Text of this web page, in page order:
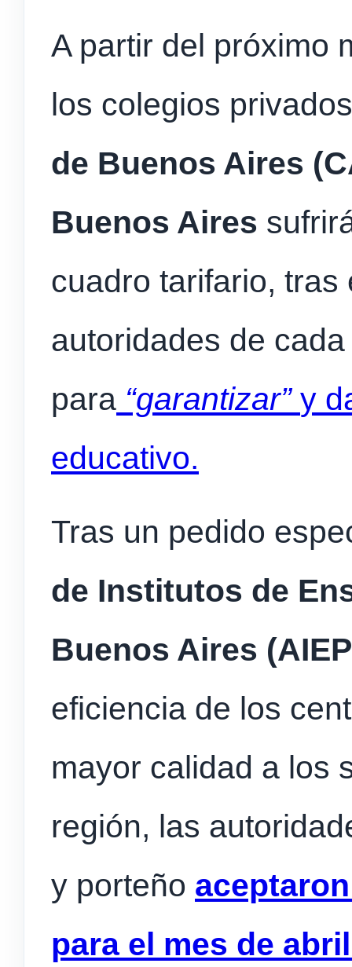
A partir del próximo
los colegios
de Buenos Aires
Buenos Aires
cuadro tarifario,
autoridades de
para “garantizar” y
educativo.
Tras un pedido
de Institutos de
Buenos Aires
eficiencia de los
mayor calidad a los
región, las
y porteño
para el mes de